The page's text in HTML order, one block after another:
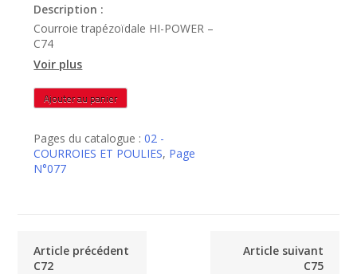
Description :
Courroie trapézoïdale HI-POWER –
C74
Voir plus
quantité
de
Ajouter au panier
Pages du catalogue :02 -
COURROIES ET POULIES, Page
N°077
Article précédent
C72
Article suivant
C75